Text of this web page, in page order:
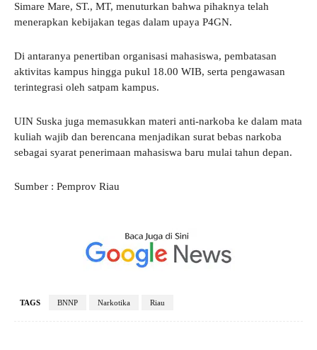
Simare Mare, ST., MT, menuturkan bahwa pihaknya telah
menerapkan kebijakan tegas dalam upaya P4GN.
Di antaranya penertiban organisasi mahasiswa, pembatasan
aktivitas kampus hingga pukul 18.00 WIB, serta pengawasan
terintegrasi oleh satpam kampus.
UIN Suska juga memasukkan materi anti-narkoba ke dalam mata
kuliah wajib dan berencana menjadikan surat bebas narkoba
sebagai syarat penerimaan mahasiswa baru mulai tahun depan.
Sumber : Pemprov Riau
TAGS BNNP Narkotika Riau